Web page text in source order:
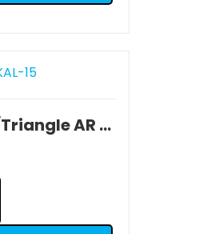
250090/Triangle AR T2M 1/10 Séries 5000/7000 OCCASION BE.